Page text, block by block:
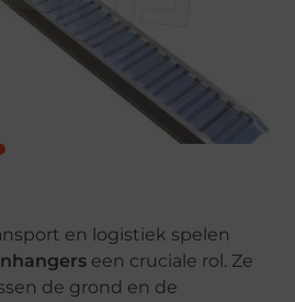
en logistiek spelen
een cruciale rol. Ze
de grond en de